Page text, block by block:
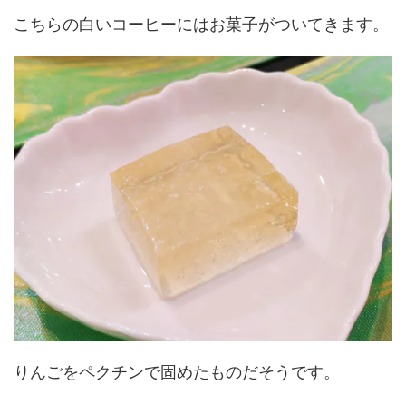
こちらの白いコーヒーにはお菓子がついてきます。
りんごをペクチンで固めたものだそうです。